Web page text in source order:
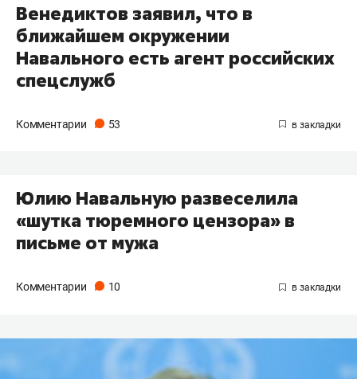
Венедиктов заявил, что в
ближайшем окружении
Навального есть агент российских
спецслужб
Комментарии 53
Юлию Навальную развеселила
«шутка тюремного цензора» в
письме от мужа
Комментарии 10